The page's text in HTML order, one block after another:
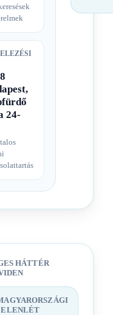
24-
HÁTTÉR